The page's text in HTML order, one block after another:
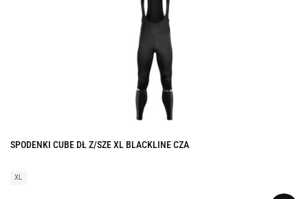
SPODENKI CUBE DŁ Z/SZE XL BLACKLINE CZA
XL